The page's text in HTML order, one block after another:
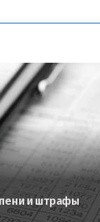
пени и штрафы